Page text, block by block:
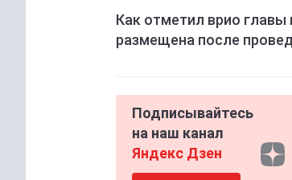
Как отметил врио
размещена после
Подписывайтесь
на наш канал
Яндекс Дзен